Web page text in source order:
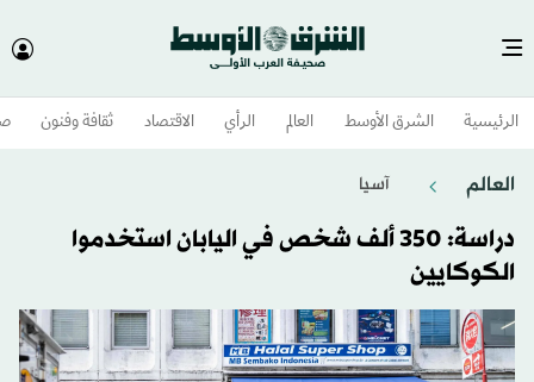
الرئيسية الشرق الأوسط​ العالم الرأي الاقتصاد ثقافة وفنون
العالم آسيا
دراسة: 350 ألف شخص في اليابان استخدموا
الكوكايين